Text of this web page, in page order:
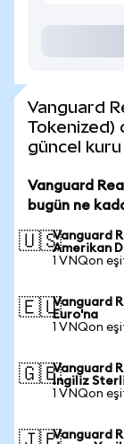
Vanguard
Tokenized)
güncel kuru
Vanguard
bugün ne
🇺🇸Vanguard
Amerikan
1 VNQon
🇪🇺Vanguard
Euro'na
1 VNQon
🇬🇧Vanguard
İngiliz
1 VNQon
Vanguard